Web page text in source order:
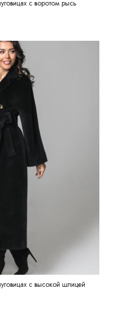
с воротом рысь
с высокой шлицей